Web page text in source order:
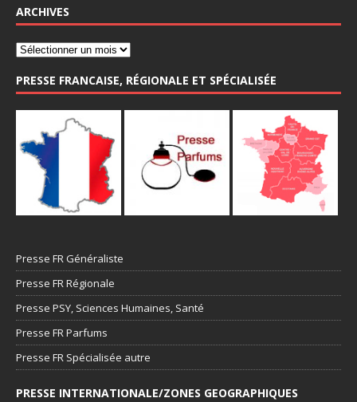
ARCHIVES
PRESSE FRANCAISE, RÉGIONALE ET SPÉCIALISÉE
Presse FR Généraliste
Presse FR Régionale
Presse PSY, Sciences Humaines, Santé
Presse FR Parfums
Presse FR Spécialisée autre
PRESSE INTERNATIONALE/ZONES GEOGRAPHIQUES